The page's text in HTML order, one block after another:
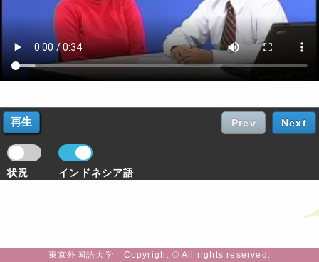
状況 インドネシア語
Prev Next
東京外国語大学 Copyright © All rights reserved.